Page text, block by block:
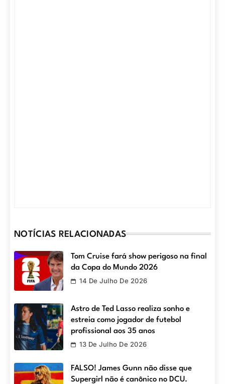
NOTÍCIAS RELACIONADAS
Tom Cruise fará show perigoso na final
da Copa do Mundo 2026
14 De Julho De 2026
Astro de Ted Lasso realiza sonho e
estreia como jogador de futebol
profissional aos 35 anos
13 De Julho De 2026
FALSO! James Gunn não disse que
Supergirl não é canônico no DCU.